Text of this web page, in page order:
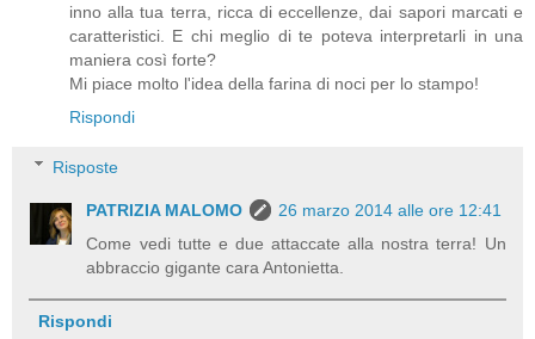
inno alla tua terra, ricca di eccellenze, dai sapori marcati e
caratteristici. E chi meglio di te poteva interpretarli in una
maniera così forte?
Mi piace molto l'idea della farina di noci per lo stampo!
Rispondi
Risposte
PATRIZIA MALOMO
26 marzo 2014 alle ore 12:41
Come vedi tutte e due attaccate alla nostra terra! Un
abbraccio gigante cara Antonietta.
Rispondi